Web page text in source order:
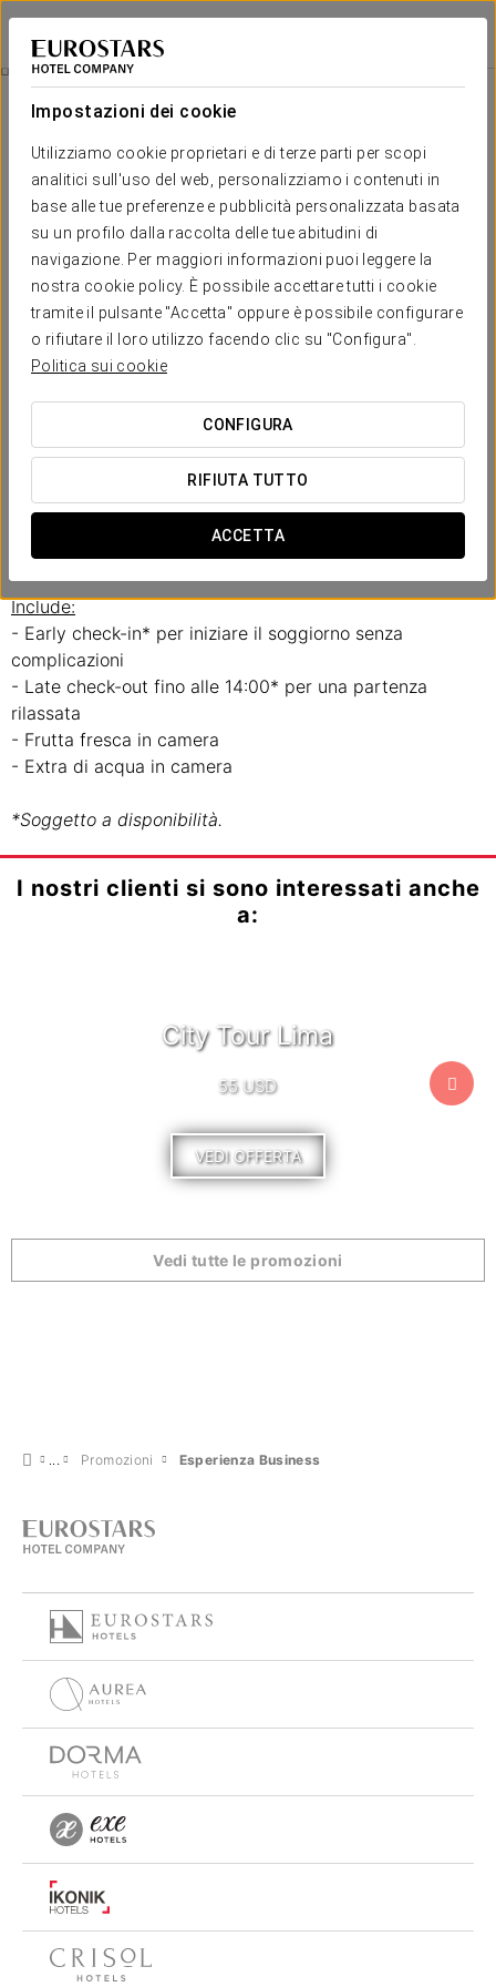
Impostazioni dei cookie
Utilizziamo cookie proprietari e di terze parti per scopi
analitici sull'uso del web, personalizziamo i contenuti in
base alle tue preferenze e pubblicità personalizzata basata
su un profilo dalla raccolta delle tue abitudini di
navigazione. Per maggiori informazioni puoi leggere la
nostra cookie policy. È possibile accettare tutti i cookie
tramite il pulsante "Accetta" oppure è possibile configurare
o rifiutare il loro utilizzo facendo clic su "Configura".
Politica sui cookie
CONFIGURA
RIFIUTA TUTTO
ACCETTA
Ikonik Miraflores
LIMA
Esperienza Business
14 USD
Esperienza Business
Orari flessibili, tutto pensato per adattarsi alla tua
agenda.
All’Ikonik Miraflores abbiamo creato questa esperienza
business pensando alla tua efficienza e comodità. Senza
fretta, senza complicazioni.
Include:
- Early check-in* per iniziare il soggiorno senza
complicazioni
- Late check-out fino alle 14:00* per una partenza
rilassata
- Frutta fresca in camera
- Extra di acqua in camera
*Soggetto a disponibilità.
I nostri clienti si sono interessati anche
a:
City Tour Lima
55 USD
VEDI OFFERTA
Vedi tutte le promozioni
Promozioni Esperienza Business